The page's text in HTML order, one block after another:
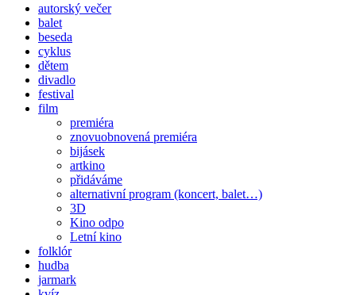
autorský večer
balet
beseda
cyklus
dětem
divadlo
festival
film
premiéra
znovuobnovená premiéra
bijásek
artkino
přidáváme
alternativní program (koncert, balet…)
3D
Kino odpo
Letní kino
folklór
hudba
jarmark